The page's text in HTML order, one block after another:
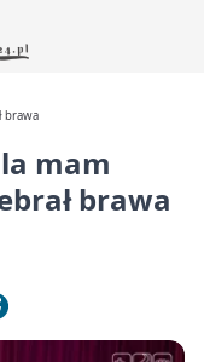
brawa
mam
brawa